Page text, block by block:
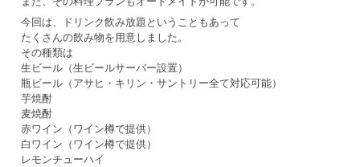
今回は、ドリンク飲み放題ということもあって
たくさんの飲み物を用意しました。
その種類は
生ビール（生ビールサーバー設置）
瓶ビール（アサヒ・キリン・サントリー全て対応可能）
芋焼酎
麦焼酎
赤ワイン（ワイン樽で提供）
白ワイン（ワイン樽で提供）
レモンチューハイ